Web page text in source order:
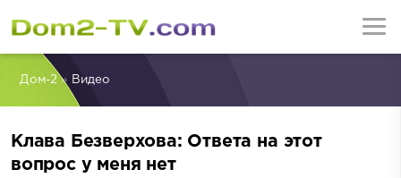
Дом-2» Видео
Клава Безверхова: Ответа на этот
вопрос у меня нет